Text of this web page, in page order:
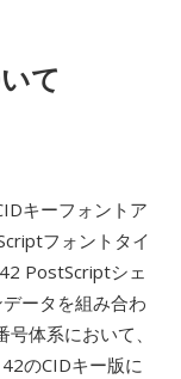
て
キーフォントア
フォントタイ
PostScriptシェ
ータを組み合わ
体系において、
のCIDキー版に